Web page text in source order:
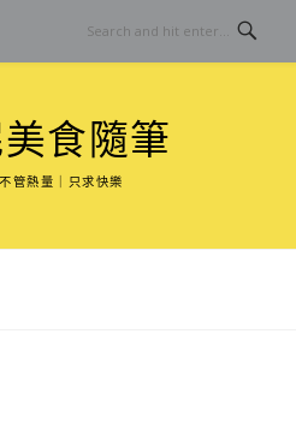
食隨筆
管熱量｜只求快樂